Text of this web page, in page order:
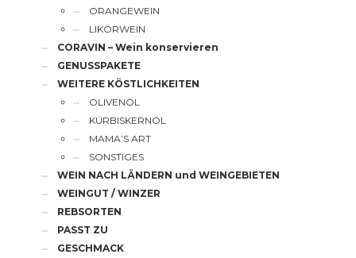
ORANGEWEIN
LIKÖRWEIN
CORAVIN – Wein konservieren
GENUSSPAKETE
WEITERE KÖSTLICHKEITEN
OLIVENÖL
KÜRBISKERNÖL
MAMA’S ART
SONSTIGES
WEIN NACH LÄNDERN und WEINGEBIETEN
WEINGUT / WINZER
REBSORTEN
PASST ZU
GESCHMACK